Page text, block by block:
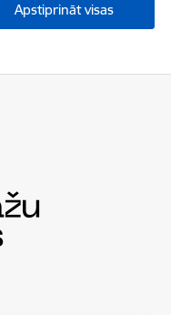
Apstiprināt visas